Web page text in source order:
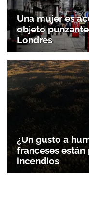
Una mujer es
objeto
Londres
¿Un gusto a
franceses
incendios